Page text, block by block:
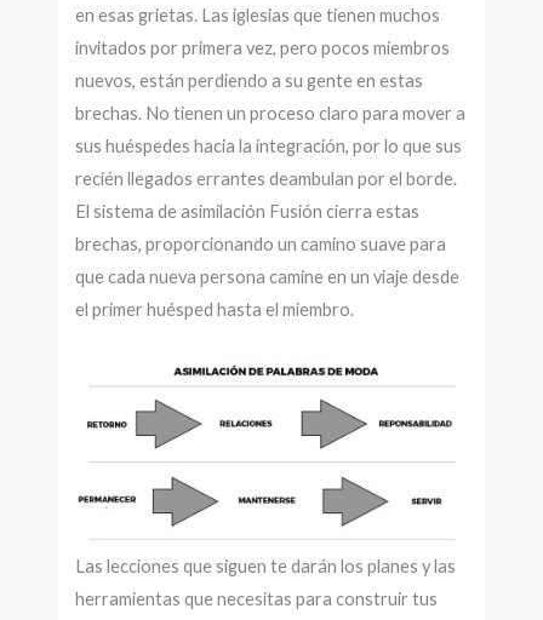
en esas grietas. Las iglesias que tienen muchos
invitados por primera vez, pero pocos miembros
nuevos, están perdiendo a su gente en estas
brechas. No tienen un proceso claro para mover a
sus huéspedes hacia la integración, por lo que sus
recién llegados errantes deambulan por el borde.
El sistema de asimilación Fusión cierra estas
brechas, proporcionando un camino suave para
que cada nueva persona camine en un viaje desde
el primer huésped hasta el miembro.
Las lecciones que siguen te darán los planes y las
herramientas que necesitas para construir tus